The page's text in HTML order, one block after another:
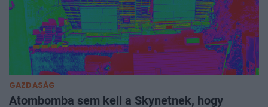
GAZDASÁG
Atombomba sem kell a Skynetnek, hogy